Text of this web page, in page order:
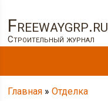
Freewaygrp.ru
Строительный журнал
Главная »Отделка